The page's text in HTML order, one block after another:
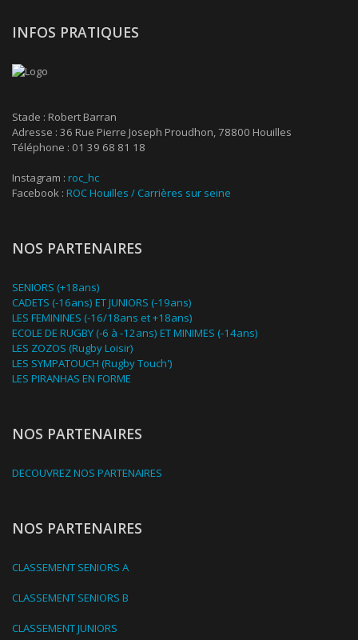
INFOS PRATIQUES
Stade : Robert Barran
Adresse : 36 Rue Pierre Joseph Proudhon, 78800 Houilles
Téléphone : 01 39 68 81 18
Instagram : roc_hc
Facebook : ROC Houilles / Carrières sur seine
NOS PARTENAIRES
SENIORS (+18ans)
CADETS (-16ans) ET JUNIORS (-19ans)
LES FEMININES (-16/18ans et +18ans)
ECOLE DE RUGBY (-6 à -12ans) ET MINIMES (-14ans)
LES ZOZOS (Rugby Loisir)
LES SYMPATOUCH (Rugby Touch')
LES PIRANHAS EN FORME
NOS PARTENAIRES
DECOUVREZ NOS PARTENAIRES
NOS PARTENAIRES
CLASSEMENT SENIORS A
CLASSEMENT SENIORS B
CLASSEMENT JUNIORS